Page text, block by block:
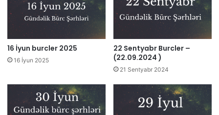
16 İyun burcler 2025
16 İyun 2025
22 Sentyabr Burcler –
(22.09.2024 )
21 Sentyabr 2024